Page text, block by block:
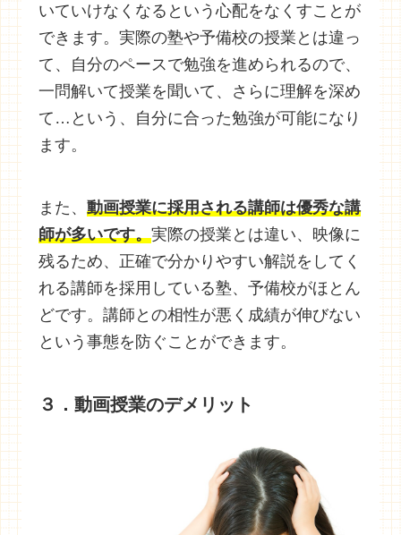
いていけなくなるという心配をなくすことが
できます。実際の塾や予備校の授業とは違っ
て、自分のペースで勉強を進められるので、
一問解いて授業を聞いて、さらに理解を深め
て…という、自分に合った勉強が可能になり
ます。
また、 動画授業に採用される講師は優秀な講
師が多いです。実際の授業とは違い、映像に
残るため、正確で分かりやすい解説をしてく
れる講師を採用している塾、予備校がほとん
どです。講師との相性が悪く成績が伸びない
という事態を防ぐことができます。
３．動画授業のデメリット